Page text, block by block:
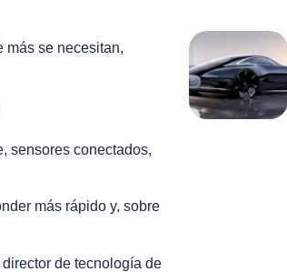
más se necesitan,
sensores conectados,
más rápido y, sobre
de tecnología de